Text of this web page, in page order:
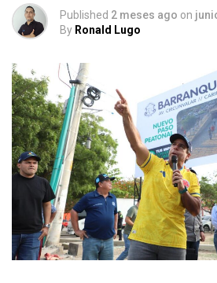
Published 2 meses ago on
By Ronald Lugo